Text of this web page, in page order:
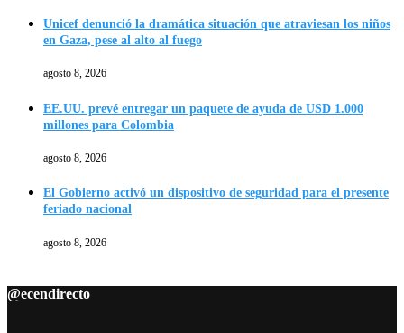
Unicef denunció la dramática situación que atraviesan los niños
en Gaza, pese al alto al fuego
agosto 8, 2026
EE.UU. prevé entregar un paquete de ayuda de USD 1.000
millones para Colombia
agosto 8, 2026
El Gobierno activó un dispositivo de seguridad para el presente
feriado nacional
agosto 8, 2026
@ecendirecto